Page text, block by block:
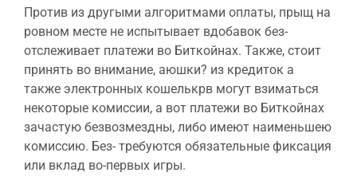
Против из другыми алгоритмами оплаты, прыщ на
ровном месте не испытывает вдобавок без-
отслеживает платежи во Биткойнах. Также, стоит
принять во внимание, аюшки? из кредиток а
также электронных кошелькрв могут взиматься
некоторые комиссии, а вот платежи во Биткойнах
зачастую безвозмездны, либо имеют наименьшею
комиссию. Без- требуются обязательные фиксация
или вклад во-первых игры.